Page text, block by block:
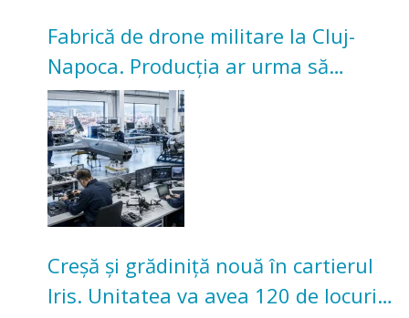
Fabrică de drone militare la Cluj-
Napoca. Producția ar urma să
înceapă în toamna acestui an
Creșă și grădiniță nouă în cartierul
Iris. Unitatea va avea 120 de locuri